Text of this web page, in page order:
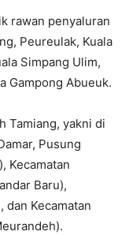
rawan penyaluran
Peureulak, Kuala
Simpang Ulim,
Gampong Abueuk.
Tamiang, yakni di
Pusung
Kecamatan
Baru),
dan Kecamatan